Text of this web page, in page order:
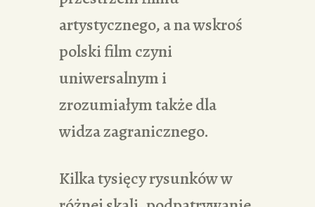
artystycznego, a na wskroś
polski film czyni
uniwersalnym i
zrozumiałym także dla
widza zagranicznego.
Kilka tysięcy rysunków w